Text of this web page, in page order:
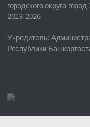
Руководство
Районные УГЗ
городского округа
2013-2026
Учредитель:
Республики